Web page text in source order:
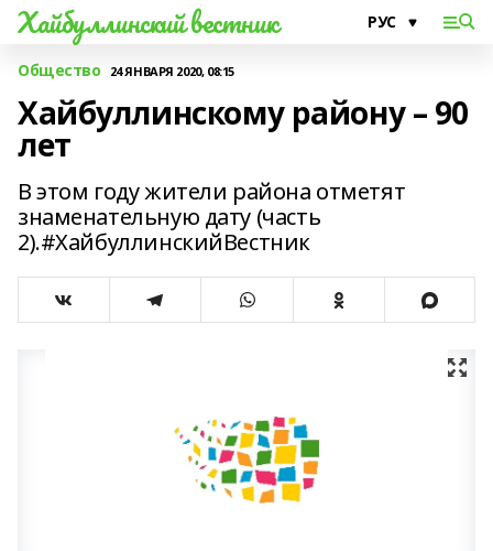
Хайбуллинский вестник
Общество 24 ЯНВАРЯ 2020, 08:15
Хайбуллинскому району – 90
лет
В этом году жители района отметят
знаменательную дату (часть
2).#ХайбуллинскийВестник